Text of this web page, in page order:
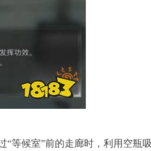
“等候室”前的走廊时，利用空瓶吸